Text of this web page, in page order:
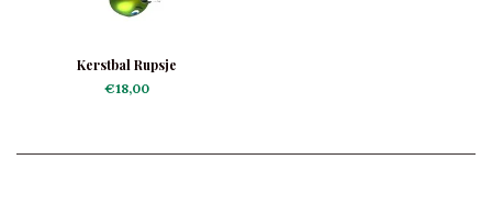
Kerstbal Rupsje
€18,00